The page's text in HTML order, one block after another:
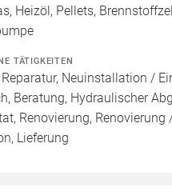
Heizöl, Pellets,
TÄTIGKEITEN
Neuinstallation /
Beratung, Hydraulischer
Renovierung, Renovierung
Lieferung